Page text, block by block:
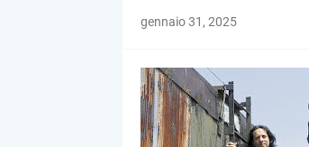
gennaio 31, 2025